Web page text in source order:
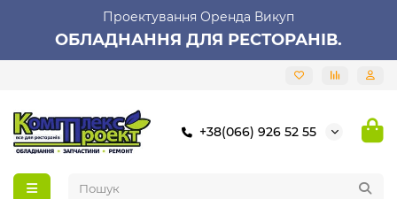
Проектування Оренда Викуп
ОБЛАДНАННЯ ДЛЯ РЕСТОРАНІВ.
+38(066) 926 52 55